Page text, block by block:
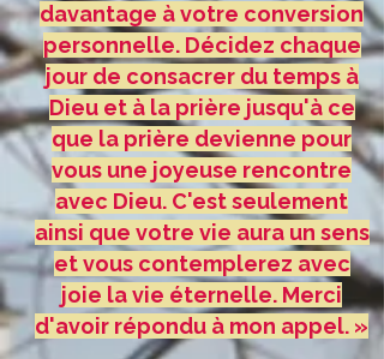
davantage à votre conversion
personnelle. Décidez chaque
jour de consacrer du temps à
Dieu et à la prière jusqu'à ce
que la prière devienne pour
vous une joyeuse rencontre
avec Dieu. C'est seulement
ainsi que votre vie aura un sens
et vous contemplerez avec
joie la vie éternelle. Merci
d'avoir répondu à mon appel. »